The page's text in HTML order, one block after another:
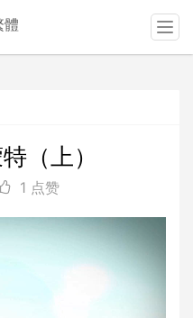
（上）
1 点赞
體
T
o